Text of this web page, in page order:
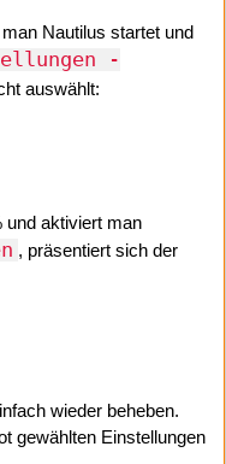
Nautilus startet und
-
auswählt:
und aktiviert man
, präsentiert sich der
wieder beheben.
gewählten Einstellungen